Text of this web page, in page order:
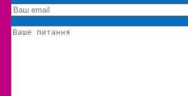
Екскурсія/локація